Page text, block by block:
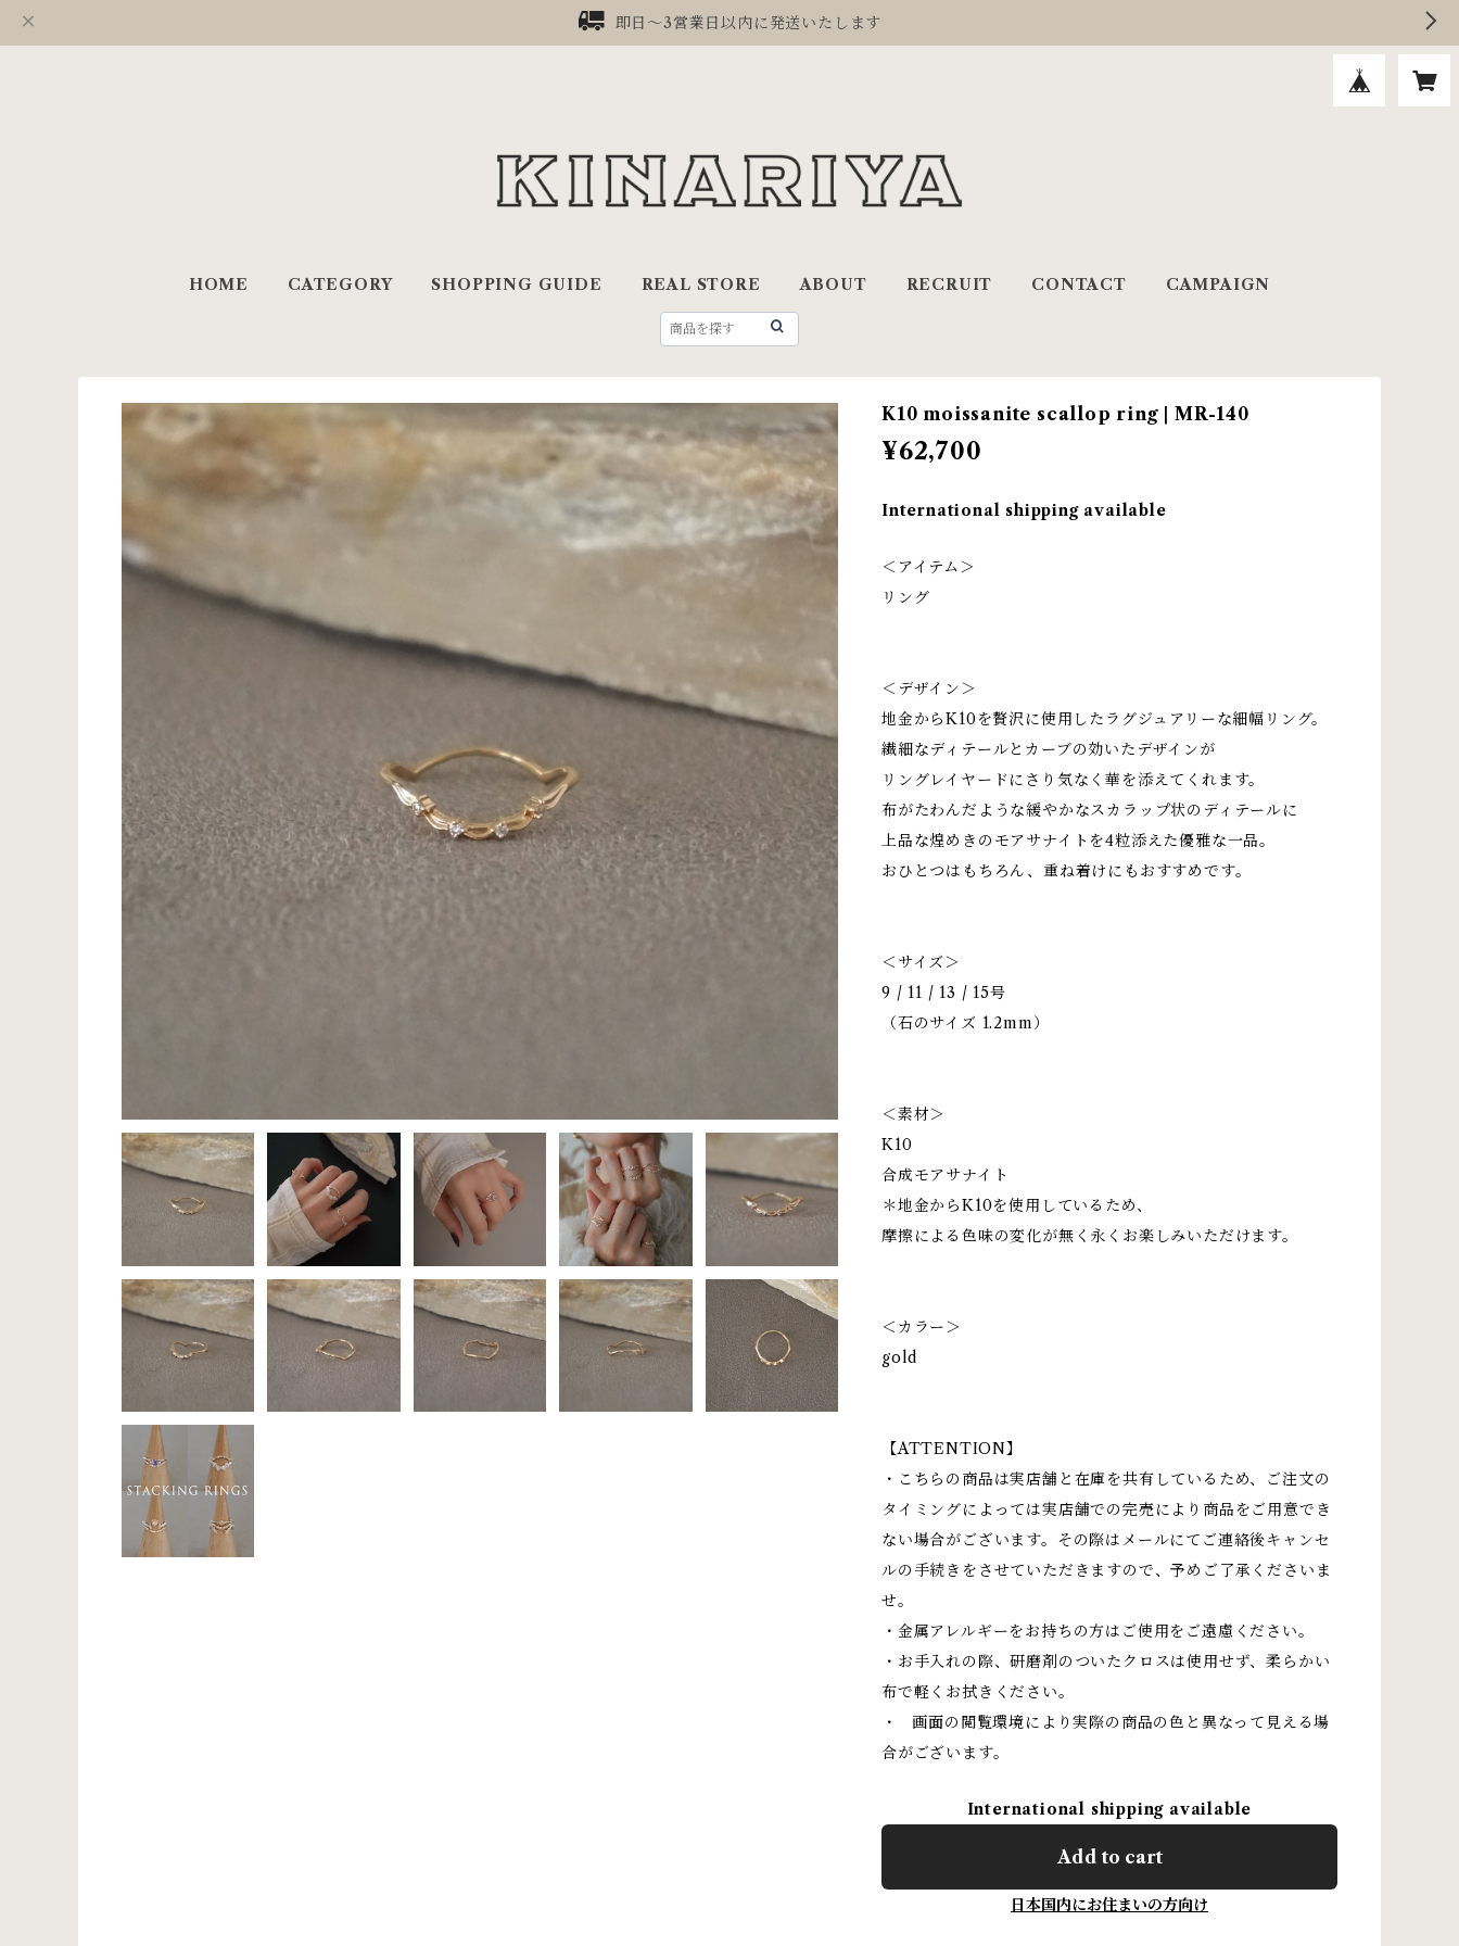
即日〜3営業日以内に発送いたします
HOME CATEGORY SHOPPING GUIDE REAL STORE ABOUT RECRUIT CONTACT CAMPAIGN
K10 moissanite scallop ring | MR-140
¥62,700
International shipping available
＜アイテム＞
リング
＜デザイン＞
地金からK10を贅沢に使用したラグジュアリーな細幅リング。
繊細なディテールとカーブの効いたデザインが
リングレイヤードにさり気なく華を添えてくれます。
布がたわんだような緩やかなスカラップ状のディテールに
上品な煌めきのモアサナイトを4粒添えた優雅な一品。
おひとつはもちろん、重ね着けにもおすすめです。
＜サイズ＞
9 / 11 / 13 / 15号
（石のサイズ 1.2mm）
＜素材＞
K10
合成モアサナイト
＊地金からK10を使用しているため、
摩擦による色味の変化が無く永くお楽しみいただけます。
＜カラー＞
gold
【ATTENTION】
・こちらの商品は実店舗と在庫を共有しているため、ご注文の
タイミングによっては実店舗での完売により商品をご用意でき
ない場合がございます。その際はメールにてご連絡後キャンセ
ルの手続きをさせていただきますので、予めご了承くださいま
せ。
・金属アレルギーをお持ちの方はご使用をご遠慮ください。
・お手入れの際、研磨剤のついたクロスは使用せず、柔らかい
布で軽くお拭きください。
・ 画面の閲覧環境により実際の商品の色と異なって見える場
合がございます。
International shipping available
Add to cart
日本国内にお住まいの方向け